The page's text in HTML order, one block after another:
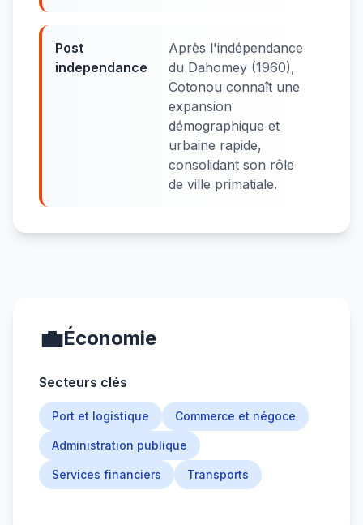
Post
independance
Après l'indépendance
du Dahomey (1960),
Cotonou connaît une
expansion
démographique et
urbaine rapide,
consolidant son rôle
de ville primatiale.
💼Économie
Secteurs clés
Port et logistique Commerce et négoce
Administration publique
Services financiers Transports